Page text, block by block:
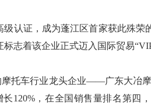
认证，成为蓬江区首家获此殊荣
志着该企业正式迈入国际贸易
托车行业龙头企业——广东大冶摩
长120%，在全国销售量排名第四